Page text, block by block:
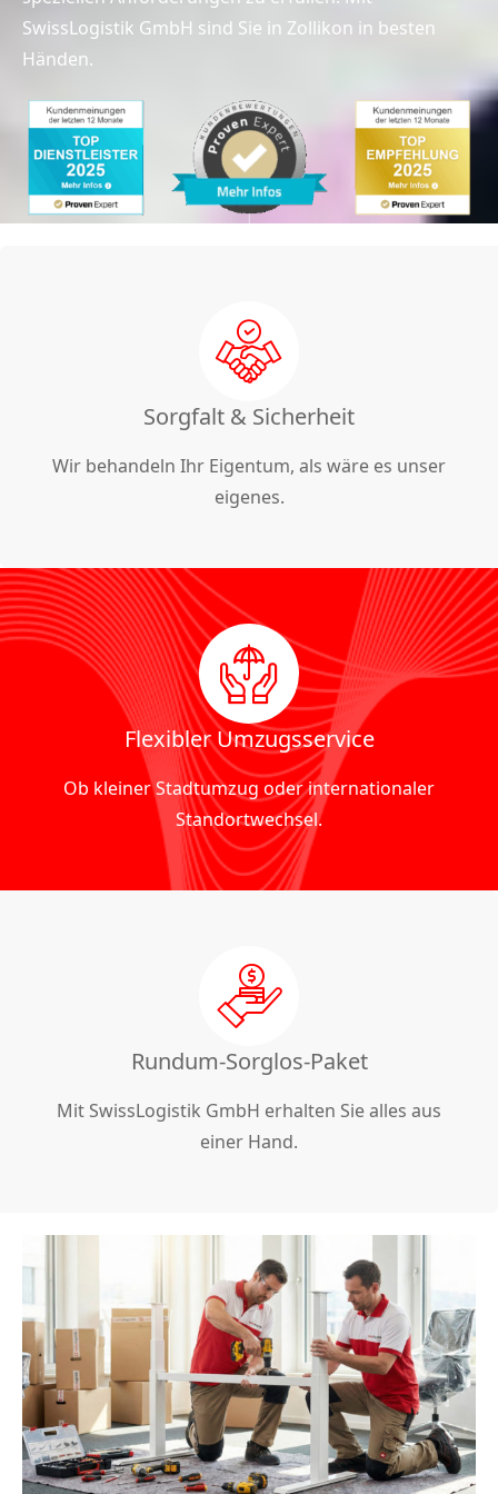
SwissLogistik GmbH sind Sie in Zollikon in besten
Händen.
Sorgfalt & Sicherheit
Wir behandeln Ihr Eigentum, als wäre es unser
eigenes.
Flexibler Umzugsservice
Ob kleiner Stadtumzug oder internationaler
Standortwechsel.
Rundum-Sorglos-Paket
Mit SwissLogistik GmbH erhalten Sie alles aus
einer Hand.